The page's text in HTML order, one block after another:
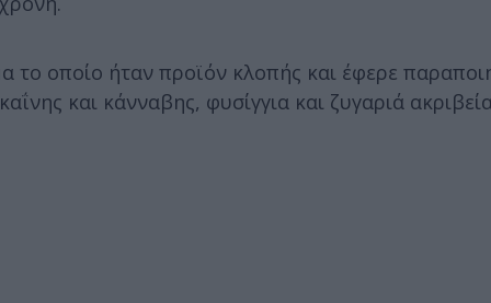
το οποίο ήταν προϊόν κλοπής και έφερε
και κάνναβης, φυσίγγια και ζυγαριά